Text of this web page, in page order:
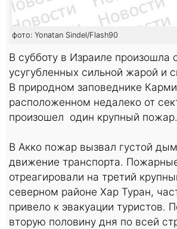
фото: Yonatan Sindel/Flash90
В субботу в Израиле произошла
усугубленных сильной жарой и
В природном заповеднике
расположенном недалеко от
произошел один крупный пожар.
В Акко пожар вызвал густой
движение транспорта.
отреагировали на третий
северном районе Хар Туран,
привело к эвакуации туристов.
вторую половину дня по всей